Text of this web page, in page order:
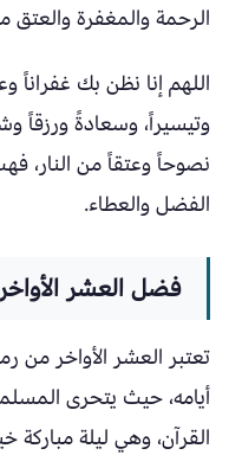
الرحمة والمغفرة والعتق
اللهم إنا نظن بك غفراناً
وتيسيراً، وسعادةً ورزقاً
نصوحاً وعتقاً من النار،
الفضل والعطاء.
فضل العشر الأواخر
تعتبر العشر الأواخر من
أيامه، حيث يتحرى
القرآن، وهي ليلة